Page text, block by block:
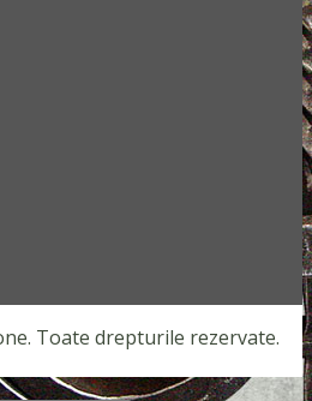
Toate drepturile rezervate.